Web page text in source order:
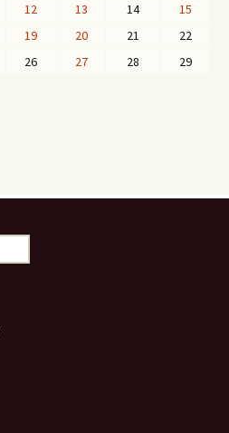
12 13 14
15
19 20 21
22
26 27 28
29